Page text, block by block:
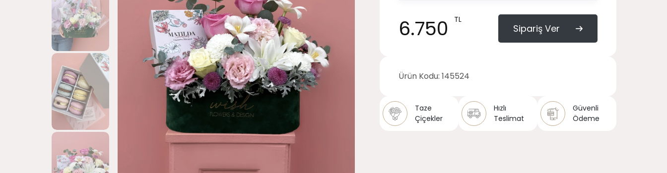
6.750 TL
Sipariş Ver
Ürün Kodu: 145524
Taze
Çiçekler
Hızlı
Teslimat
Güvenli
Ödeme